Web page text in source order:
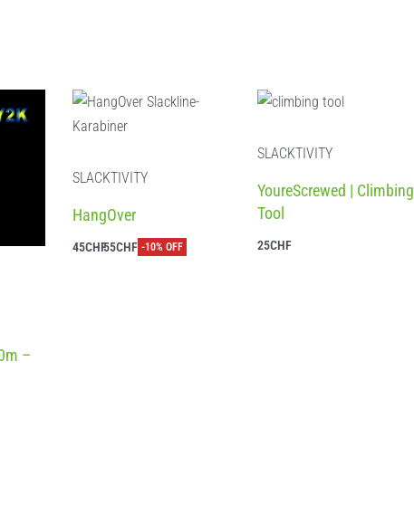
–
SLACKTIVITY
HangOver
45CHF55CHF -10% OFF
SLACKTIVITY
YoureScrewed | Climbing
Tool
25CHF